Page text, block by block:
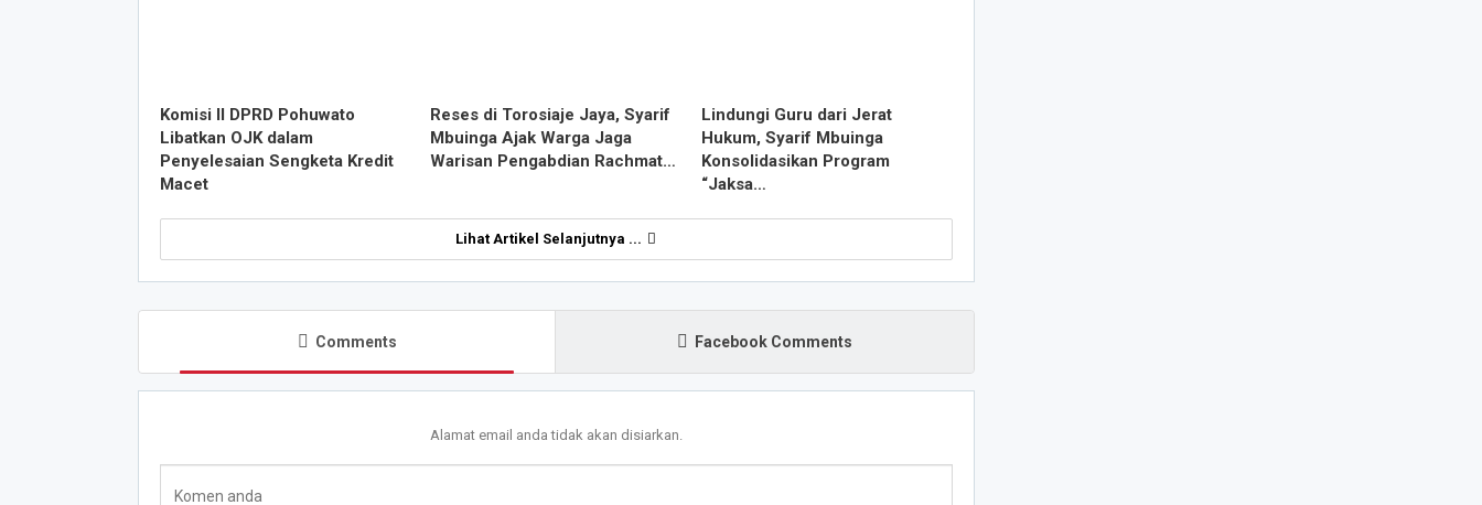
Komisi II DPRD Pohuwato
Libatkan OJK dalam
Penyelesaian Sengketa Kredit
Macet
Reses di Torosiaje Jaya, Syarif
Mbuinga Ajak Warga Jaga
Warisan Pengabdian Rachmat…
Lindungi Guru dari Jerat
Hukum, Syarif Mbuinga
Konsolidasikan Program
“Jaksa…
Lihat Artikel Selanjutnya ...
Comments Facebook Comments
Alamat email anda tidak akan disiarkan.